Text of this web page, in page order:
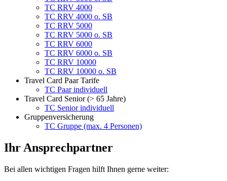
TC RRV 4000
TC RRV 4000 o. SB
TC RRV 5000
TC RRV 5000 o. SB
TC RRV 6000
TC RRV 6000 o. SB
TC RRV 10000
TC RRV 10000 o. SB
Travel Card Paar Tarife
TC Paar individuell
Travel Card Senior (> 65 Jahre)
TC Senior individuell
Gruppenversicherung
TC Gruppe (max. 4 Personen)
Ihr Ansprechpartner
Bei allen wichtigen Fragen hilft Ihnen gerne weiter: